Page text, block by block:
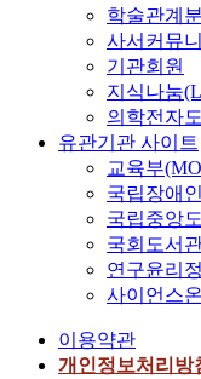
학술관계
사서커뮤
기관회원
지식나눔
의학전자
유관기관 사이트
교육부
국립장애
국립중앙
국회도서
연구윤리
사이언스
이용약관
개인정보처리방